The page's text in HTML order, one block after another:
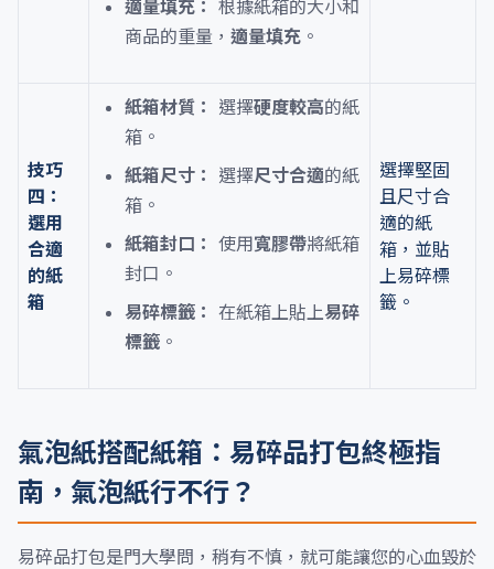
適量填充： 根據紙箱的大小和
商品的重量， 適量填充 。
技巧
四：
選用
合適
的紙
箱
紙箱材質： 選擇硬度較高的紙
箱。
紙箱尺寸：
選擇尺寸合適的紙
箱。
紙箱封口： 使用寬膠帶將紙箱
封口。
易碎標籤： 在紙箱上貼上易碎
標籤 。
選擇堅固
且尺寸合
適的紙
箱，並貼
上易碎標
籤。
氣泡紙搭配紙箱：易碎品打包終極指
南，氣泡紙行不行？
易碎品打包是門大學問，稍有不慎，就可能讓您的心血毀於